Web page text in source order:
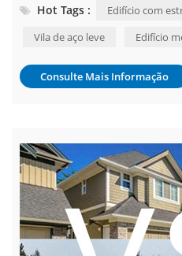
um mercado consolidado. Seja
autoconstruídas, resorts com
Hot Tags :
Edifício com
Vila de aço leve
Edifício
Consulte Mais Informação